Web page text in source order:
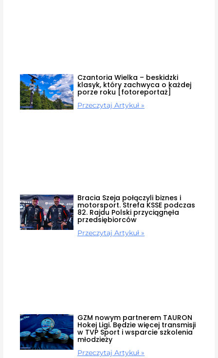
Czantoria Wielka – beskidzki
klasyk, który zachwyca o każdej
porze roku [fotoreportaż]
Przeczytaj Artykuł »
Bracia Szeja połączyli biznes i
motorsport. Strefa KSSE podczas
82. Rajdu Polski przyciągnęła
przedsiębiorców
Przeczytaj Artykuł »
GZM nowym partnerem TAURON
Hokej Ligi. Będzie więcej transmisji
w TVP Sport i wsparcie szkolenia
młodzieży
Przeczytaj Artykuł »